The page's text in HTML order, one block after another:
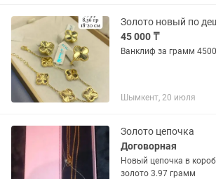
45 000 ₸
Ванклиф за грамм
Шымкент, 20 июля
Золото цепочка
Договорная
Новый цепочка в
золото 3.97 грамм